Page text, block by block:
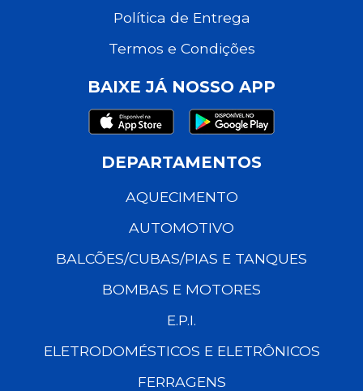
Política de Entrega
Termos e Condições
BAIXE JÁ NOSSO APP
DEPARTAMENTOS
AQUECIMENTO
AUTOMOTIVO
BALCÕES/CUBAS/PIAS E TANQUES
BOMBAS E MOTORES
E.P.I.
ELETRODOMÉSTICOS E ELETRÔNICOS
FERRAGENS